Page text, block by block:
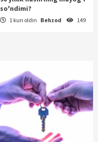
so'ndimi?
1 kun oldin Behzod 149